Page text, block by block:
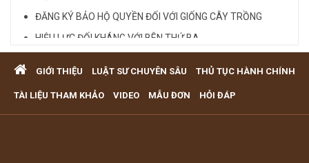
ĐĂNG KÝ BẢO HỘ QUYỀN ĐỐI VỚI GIỐNG CÂY TRỒNG
HIỆU LỰC ĐỐI KHÁNG VỚI BÊN THỨ BA
với đất
VĂN PHÒNG LUẬT SƯ TƯ VẤN MIỄN PHÍ QUA ĐIỆN THOẠI
GIỚI THIỆU LUẬT SƯ CHUYÊN SÂU THỦ TỤC HÀNH CHÍNH
TÀI LIỆU THAM KHẢO VIDEO MẪU ĐƠN HỎI ĐÁP